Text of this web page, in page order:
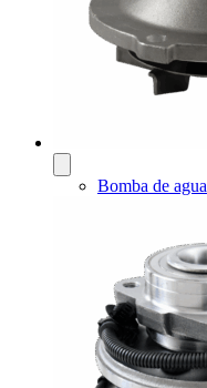
Bomba de agua